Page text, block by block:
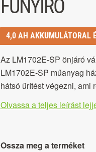
FŰNYÍRÓ
4,0 AH AKKUMULÁTORAL
Az LM1702E-SP önjáró
LM1702E-SP műanyag
hátsó űrítést végezni, ami
Olvassa a teljes leírást
Ossza meg a terméket